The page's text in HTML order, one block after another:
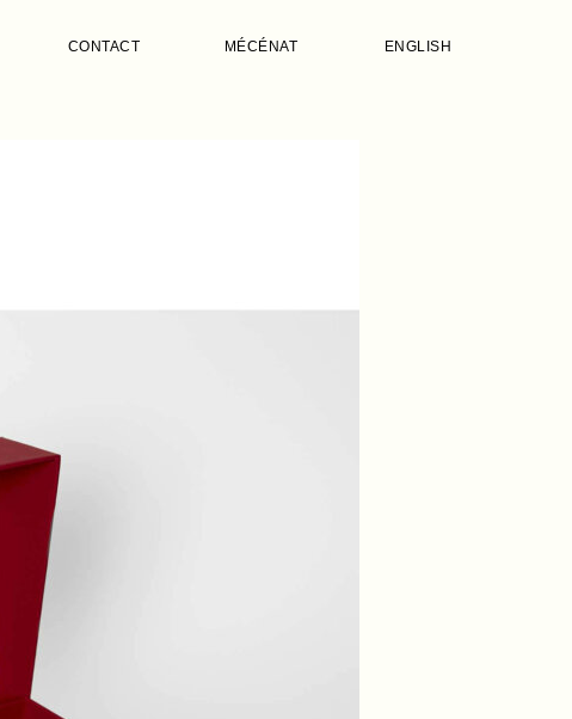
CONTACT MÉCÉNAT ENGLISH